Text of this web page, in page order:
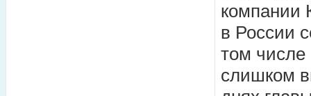
компании
в России
том числе
слишком